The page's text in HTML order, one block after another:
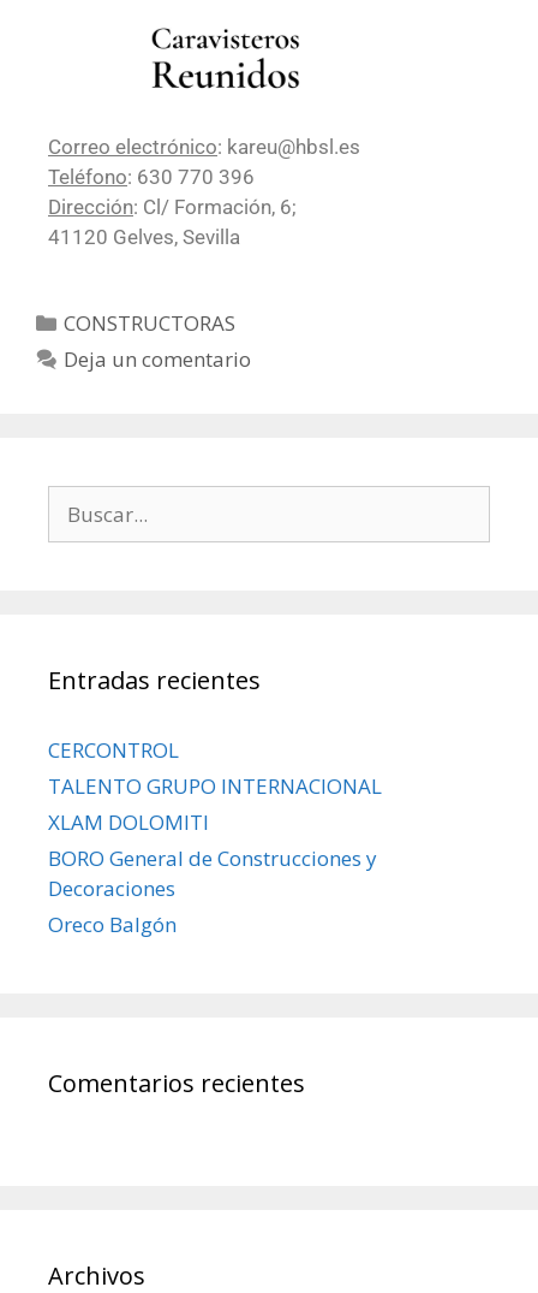
Correo electrónico: kareu@hbsl.es
Teléfono: 630 770 396
Dirección: Cl/ Formación, 6;
41120 Gelves, Sevilla
CONSTRUCTORAS
Deja un comentario
Entradas recientes
CERCONTROL
TALENTO GRUPO INTERNACIONAL
XLAM DOLOMITI
BORO General de Construcciones y
Decoraciones
Oreco Balgón
Comentarios recientes
Archivos